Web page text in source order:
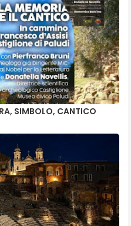
SIMBOLO, CANTICO